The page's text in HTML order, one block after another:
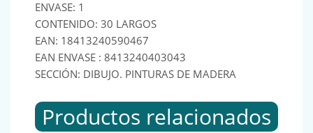
ENVASE: 1
CONTENIDO: 30 LARGOS
EAN: 18413240590467
EAN ENVASE : 8413240403043
SECCIÓN: DIBUJO. PINTURAS DE MADERA
Productos relacionados